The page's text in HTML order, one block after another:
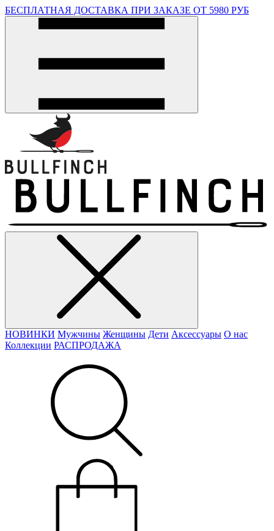
БЕСПЛАТНАЯ ДОСТАВКА ПРИ ЗАКАЗЕ ОТ 5980 РУБ
НОВИНКИ Мужчины Женщины Дети Аксессуары О нас
Коллекции РАСПРОДАЖА